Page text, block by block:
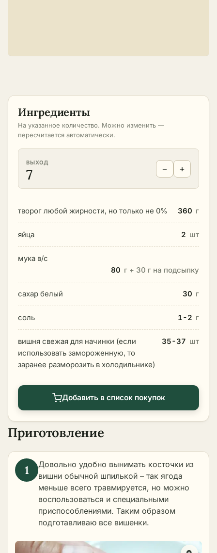
Ингредиенты
На указанное количество. Можно изменить —
пересчитается автоматически.
ВЫХОД
7 − +
творог любой жирности, но только не 0% 360 г
яйца 2 шт
мука в/с
80 г + 30 г на подсыпку
сахар белый 30 г
соль 1-2 г
вишня свежая для начинки (если
использовать замороженную, то
заранее разморозить в холодильнике)
35-37 шт
Добавить в список покупок
Приготовление
Довольно удобно вынимать косточки из
вишни обычной шпилькой – так ягода
меньше всего травмируется, но можно
воспользоваться и специальными
приспособлениями. Таким образом
подготавливаю все вишенки.